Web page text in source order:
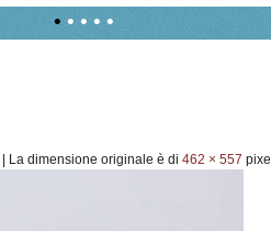
• • • • •
La dimensione originale è di 462 × 557 pixel